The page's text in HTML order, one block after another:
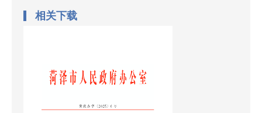
相关下载